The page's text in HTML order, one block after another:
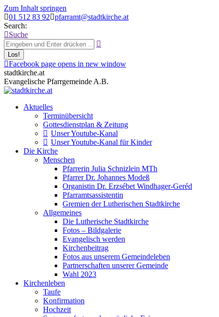
Zum Inhalt springen
01 512 83 92
pfarramt@stadtkirche.at
Search:
Suche
Facebook page opens in new window
stadtkirche.at
Evangelische Pfarrgemeinde A.B.
Aktuelles
Terminübersicht
Gottesdienstplan & Zeitung
Unser Youtube-Kanal
Unser Youtube-Kanal für Kinder
Die Kirche
Menschen
Pfarrerin Julia Schnizlein MTh
Pfarrer Dr. Johannes Modeß
Organistin Dr. Erzsébet Windhager-Geréd
Pfarramtsassistentin
Gremien der Lutherischen Stadtkirche
Allgemeines
Die Lutherische Stadtkirche
Fotos – Bildgalerie
Evangelisch werden
Kirchenbeitrag
Fotos aus unserem Gemeindeleben
Partnerschaften unserer Gemeinde
Wahl 2023
Kirchenleben
Taufe
Konfirmation
Hochzeit